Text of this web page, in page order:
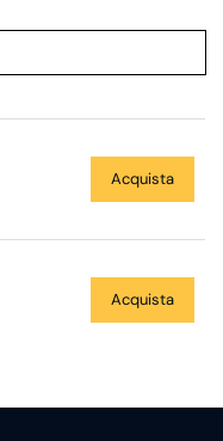
Acquista
Acquista